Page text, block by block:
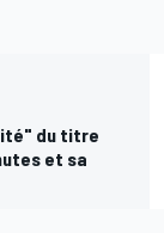
du titre
et sa